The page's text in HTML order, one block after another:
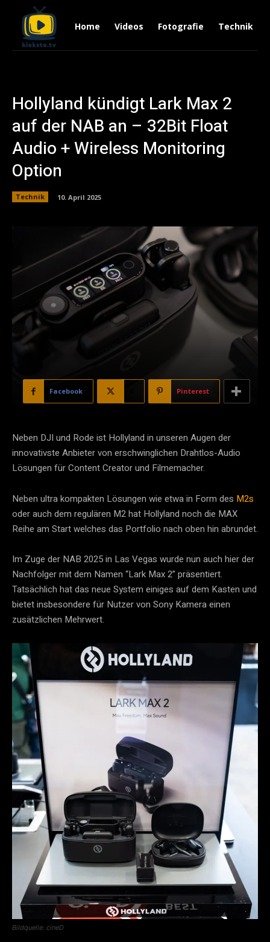
Home Videos Fotografie Technik
Hollyland kündigt Lark Max 2
auf der NAB an – 32Bit Float
Audio + Wireless Monitoring
Option
Technik 10. April 2025
Facebook Pinterest
Neben DJI und Rode ist Hollyland in unseren Augen der
innovativste Anbieter von erschwinglichen Drahtlos-Audio
Lösungen für Content Creator und Filmemacher.
Neben ultra kompakten Lösungen wie etwa in Form des M2s
oder auch dem regulären M2 hat Hollyland noch die MAX
Reihe am Start welches das Portfolio nach oben hin abrundet.
Im Zuge der NAB 2025 in Las Vegas wurde nun auch hier der
Nachfolger mit dem Namen “Lark Max 2” präsentiert.
Tatsächlich hat das neue System einiges auf dem Kasten und
bietet insbesondere für Nutzer von Sony Kamera einen
zusätzlichen Mehrwert.
Bildquelle: cineD